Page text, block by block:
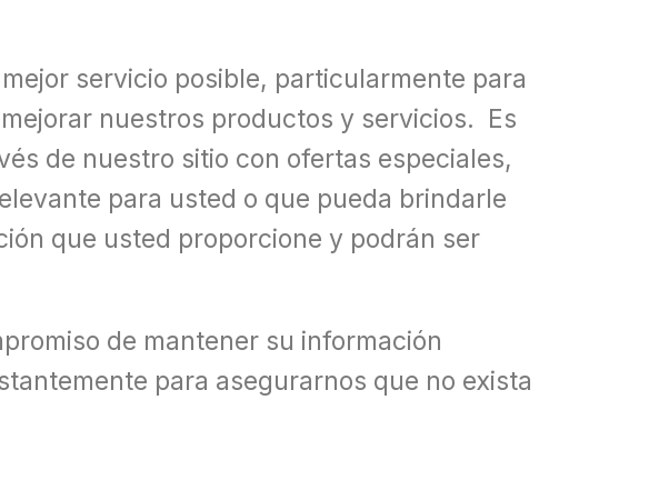
servicio posible, particularmente para
nuestros productos y servicios. Es
de nuestro sitio con ofertas especiales,
para usted o que pueda brindarle
que usted proporcione y podrán ser
de mantener su información
para asegurarnos que no exista